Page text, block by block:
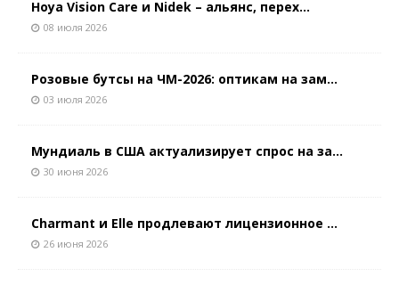
Hoya Vision Care и Nidek – альянс, перех...
08 июля 2026
Розовые бутсы на ЧМ-2026: оптикам на зам...
03 июля 2026
Мундиаль в США актуализирует спрос на за...
30 июня 2026
Charmant и Elle продлевают лицензионное ...
26 июня 2026